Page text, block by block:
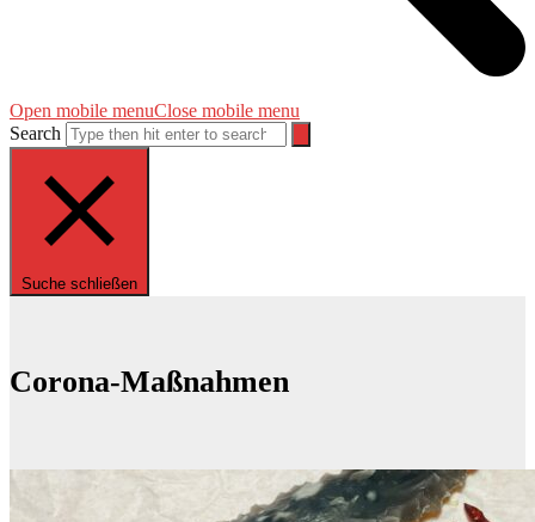
Open mobile menuClose mobile menu
Search
Suche schließen
Corona-Maßnahmen